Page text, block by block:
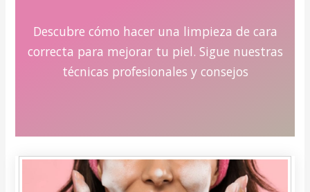
Descubre cómo hacer una limpieza de cara
correcta para mejorar tu piel. Sigue nuestras
técnicas profesionales y consejos